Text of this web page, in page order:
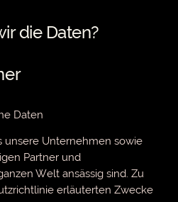
die Daten?
Daten
unsere Unternehmen sowie
Partner und
Welt ansässig sind. Zu
erläuterten Zwecke